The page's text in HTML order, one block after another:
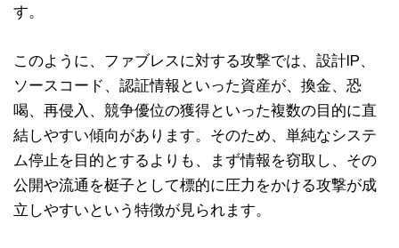
す。
このように、ファブレスに対する攻撃では、設計IP、
ソースコード、認証情報といった資産が、換金、恐
喝、再侵入、競争優位の獲得といった複数の目的に直
結しやすい傾向があります。そのため、単純なシステ
ム停止を目的とするよりも、まず情報を窃取し、その
公開や流通を梃子として標的に圧力をかける攻撃が成
立しやすいという特徴が見られます。